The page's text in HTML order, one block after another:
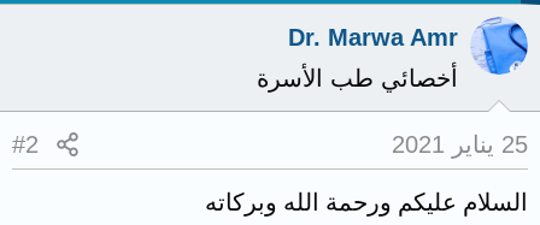
Dr. Marwa Amr
أخصائي طب الأسرة
25 يناير 2021 #2
السلام عليكم ورحمة الله وبركاته